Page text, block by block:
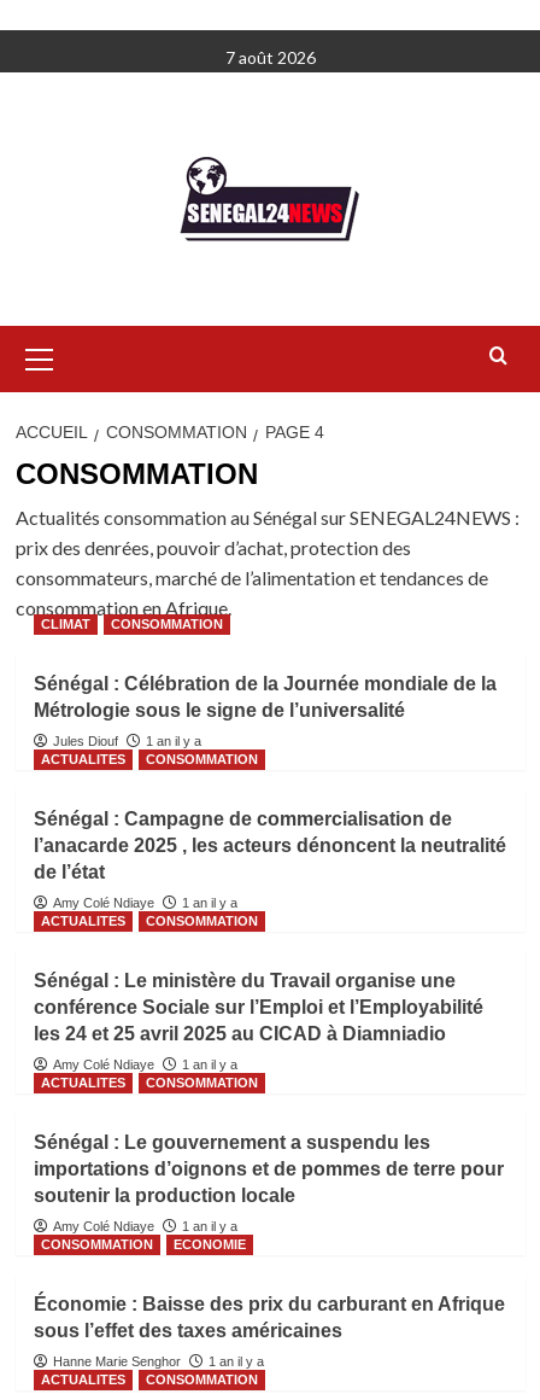
au
7 août 2026
principal
ACCUEIL CONSOMMATION PAGE 4
CONSOMMATION
Actualités consommation au Sénégal sur SENEGAL24NEWS :
prix des denrées, pouvoir d’achat, protection des
consommateurs, marché de l’alimentation et tendances de
consommation en Afrique.
CLIMAT CONSOMMATION
Sénégal : Célébration de la Journée mondiale de la
Métrologie sous le signe de l’universalité
Jules Diouf
1 an il y a
ACTUALITES
CONSOMMATION
Sénégal : Campagne de commercialisation de
l’anacarde 2025 , les acteurs dénoncent la neutralité
de l’état
Amy Colé Ndiaye
1 an il y a
ACTUALITES
CONSOMMATION
Sénégal : Le ministère du Travail organise une
conférence Sociale sur l’Emploi et l’Employabilité
les 24 et 25 avril 2025 au CICAD à Diamniadio
Amy Colé Ndiaye
1 an il y a
ACTUALITES
CONSOMMATION
Sénégal : Le gouvernement a suspendu les
importations d’oignons et de pommes de terre pour
soutenir la production locale
Amy Colé Ndiaye
1 an il y a
CONSOMMATION
ECONOMIE
Économie : Baisse des prix du carburant en Afrique
sous l’effet des taxes américaines
Hanne Marie Senghor
1 an il y a
ACTUALITES
CONSOMMATION